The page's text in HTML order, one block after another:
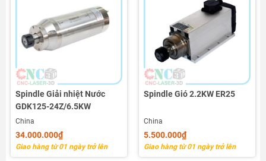
Spindle Giải nhiệt Nước
GDK125-24Z/6.5KW
China
34.000.000₫
Giao hàng từ 01 ngày trở lên
Spindle Gió 2.2KW ER25
China
5.500.000₫
Giao hàng từ 01 ngày trở lên